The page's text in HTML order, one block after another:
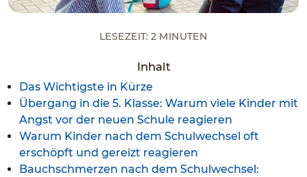
Lesezeit: 2 Minuten
Inhalt
Das Wichtigste in Kürze
Übergang in die 5. Klasse: Warum viele Kinder mit
Angst vor der neuen Schule reagieren
Warum Kinder nach dem Schulwechsel oft
erschöpft und gereizt reagieren
Bauchschmerzen nach dem Schulwechsel: